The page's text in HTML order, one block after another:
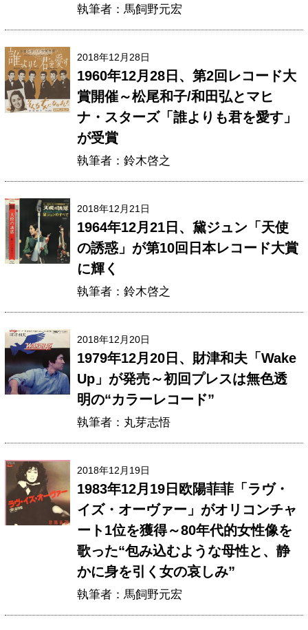
執筆者：馬飼野元宏
2018年12月28日
1960年12月28日、第2回レコード大
賞開催～松尾和子/和田弘とマヒ
ナ・スターズ「誰よりも君を愛す」
が受賞
執筆者：鈴木啓之
2018年12月21日
1964年12月21日、黛ジュン「天使
の誘惑」が第10回日本レコード大賞
に輝く
執筆者：鈴木啓之
2018年12月20日
1979年12月20日、財津和夫「Wake
Up」が発売～初回プレスは無色透
明の“カラーレコード”
執筆者：丸芽志悟
2018年12月19日
1983年12月19日欧陽菲菲「ラヴ・
イズ・オーヴァー」がオリコンチャ
ート1位を獲得～80年代的女性像を
歌った“包み込むような母性と、静
かに身を引く女の哀しみ”
執筆者：馬飼野元宏